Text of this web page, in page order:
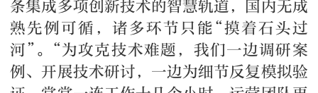
条集成多项创新技术的智慧轨道，国内无成
熟先例可循，诸多环节只能“摸着石头过
河”。“为攻克技术难题，我们一边调研案
例、开展技术研讨，一边为细节反复模拟验